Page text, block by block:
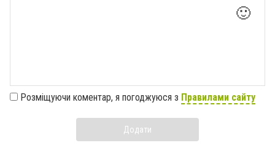
🙂
Розміщуючи коментар, я погоджуюся з Правилами сайту
Додати